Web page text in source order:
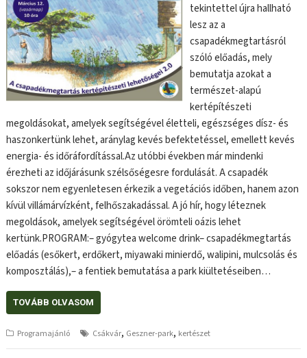
tekintettel újra hallható
lesz az a
csapadékmegtartásról
szóló előadás, mely
bemutatja azokat a
természet-alapú
kertépítészeti
megoldásokat, amelyek segítségével életteli, egészséges dísz- és
haszonkertünk lehet, aránylag kevés befektetéssel, emellett kevés
energia- és időráfordítással.Az utóbbi években már mindenki
érezheti az időjárásunk szélsőségesre fordulását. A csapadék
sokszor nem egyenletesen érkezik a vegetációs időben, hanem azon
kívül villámárvízként, felhőszakadással. A jó hír, hogy léteznek
megoldások, amelyek segítségével örömteli oázis lehet
kertünk.PROGRAM:– gyógytea welcome drink– csapadékmegtartás
előadás (esőkert, erdőkert, miyawaki minierdő, walipini, mulcsolás és
komposztálás),– a fentiek bemutatása a park kiültetéseiben…
TOVÁBB OLVASOM
Programajánló Csákvár, Geszner-park, kertészet